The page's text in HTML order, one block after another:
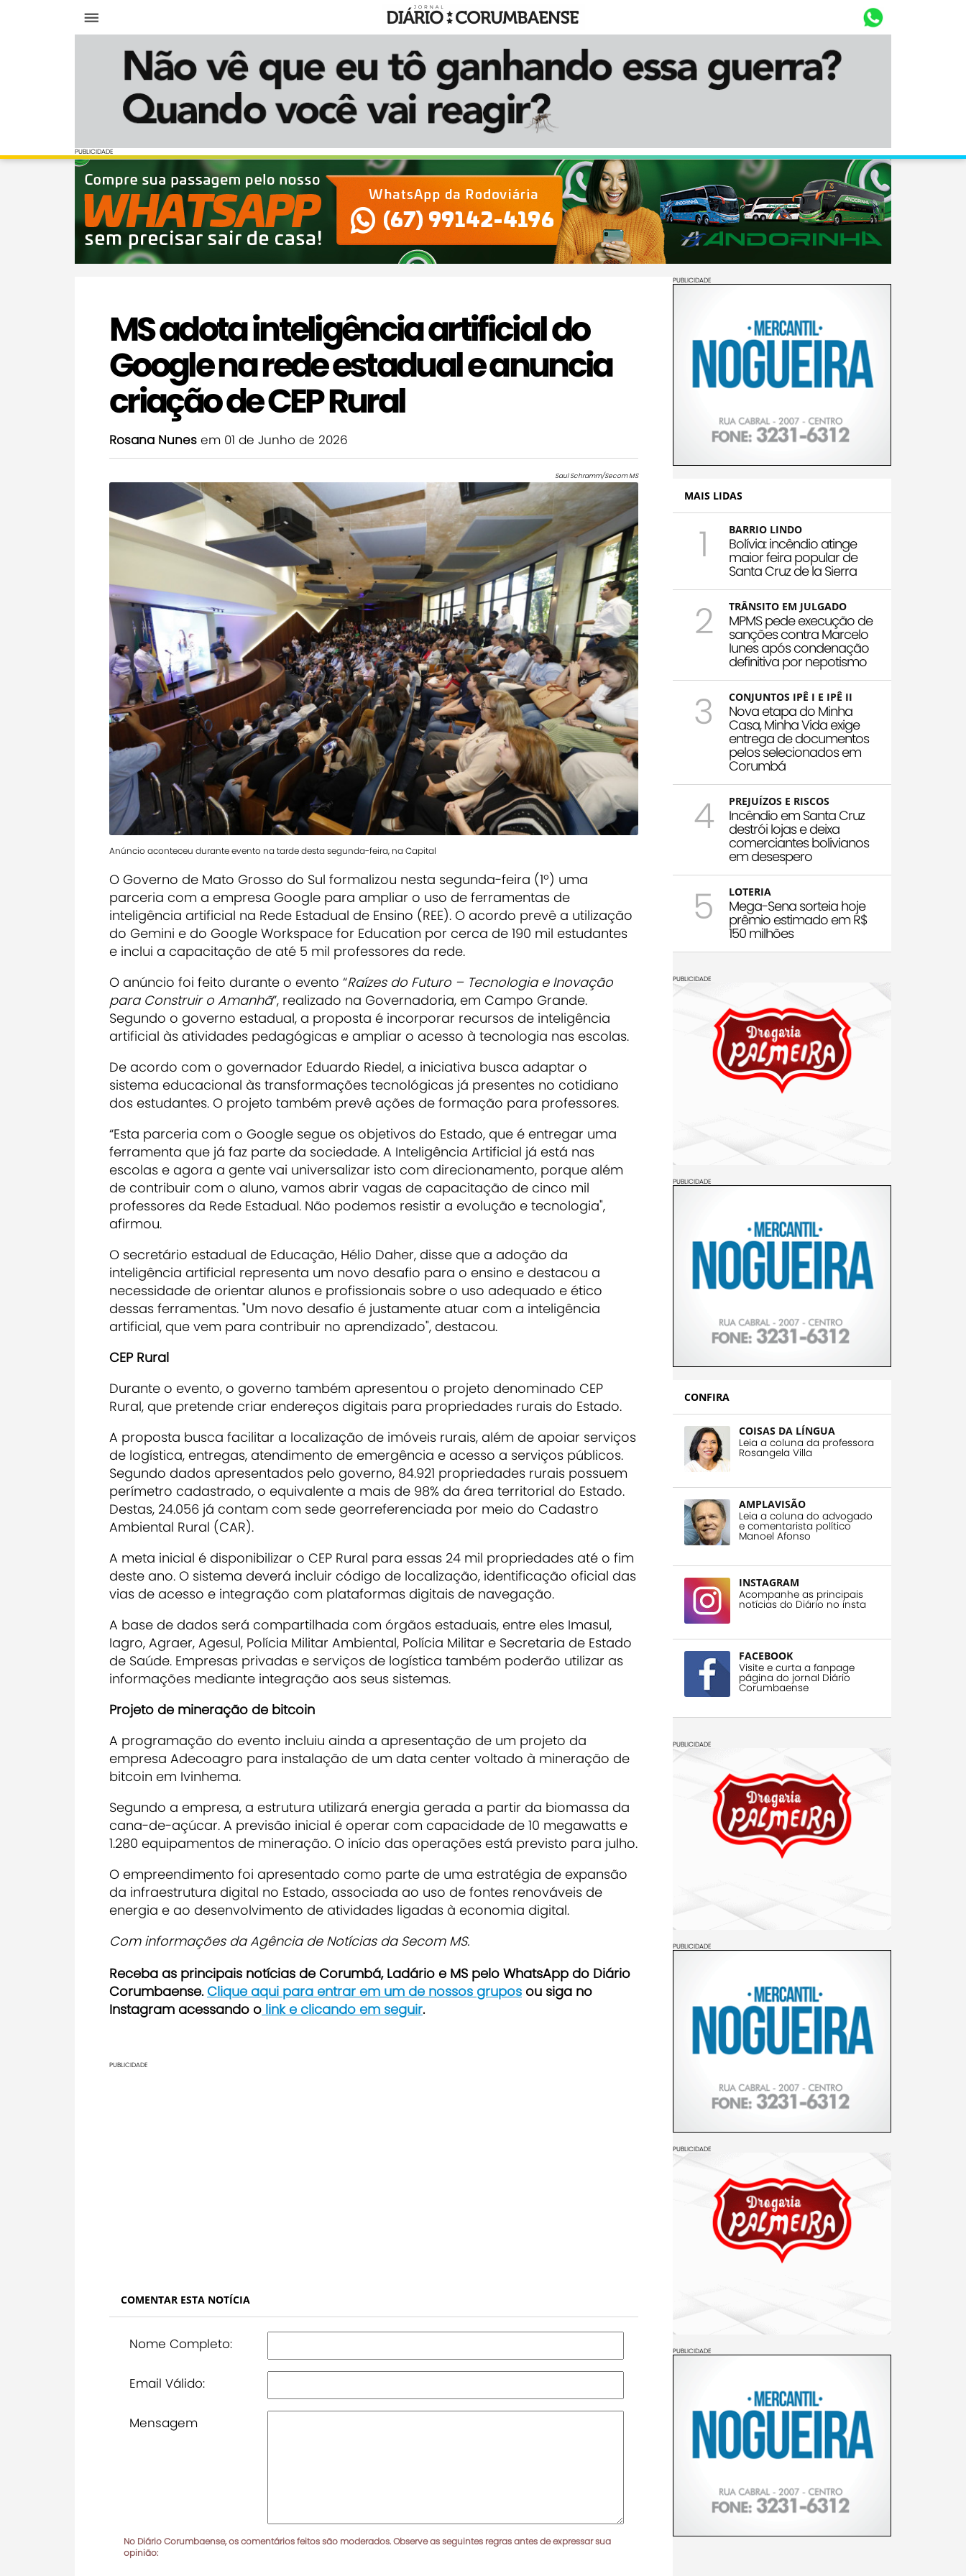
Diário Corumbaense
PUBLICIDADE
PUBLICIDADE
MS adota inteligência artificial do
Google na rede estadual e anuncia
criação de CEP Rural
Rosana Nunes em 01 de Junho de 2026
Saul Schramm/Secom MS
Anúncio aconteceu durante evento na tarde desta segunda-feira, na Capital
O Governo de Mato Grosso do Sul formalizou nesta segunda-feira (1º) uma
parceria com a empresa Google para ampliar o uso de ferramentas de
inteligência artificial na Rede Estadual de Ensino (REE). O acordo prevê a utilização
do Gemini e do Google Workspace for Education por cerca de 190 mil estudantes
e inclui a capacitação de até 5 mil professores da rede.
O anúncio foi feito durante o evento “Raízes do Futuro – Tecnologia e Inovação
para Construir o Amanhã”, realizado na Governadoria, em Campo Grande.
Segundo o governo estadual, a proposta é incorporar recursos de inteligência
artificial às atividades pedagógicas e ampliar o acesso à tecnologia nas escolas.
De acordo com o governador Eduardo Riedel, a iniciativa busca adaptar o
sistema educacional às transformações tecnológicas já presentes no cotidiano
dos estudantes. O projeto também prevê ações de formação para professores.
“Esta parceria com o Google segue os objetivos do Estado, que é entregar uma
ferramenta que já faz parte da sociedade. A Inteligência Artificial já está nas
escolas e agora a gente vai universalizar isto com direcionamento, porque além
de contribuir com o aluno, vamos abrir vagas de capacitação de cinco mil
professores da Rede Estadual. Não podemos resistir a evolução e tecnologia",
afirmou.
O secretário estadual de Educação, Hélio Daher, disse que a adoção da
inteligência artificial representa um novo desafio para o ensino e destacou a
necessidade de orientar alunos e profissionais sobre o uso adequado e ético
dessas ferramentas. "Um novo desafio é justamente atuar com a inteligência
artificial, que vem para contribuir no aprendizado", destacou.
CEP Rural
Durante o evento, o governo também apresentou o projeto denominado CEP
Rural, que pretende criar endereços digitais para propriedades rurais do Estado.
A proposta busca facilitar a localização de imóveis rurais, além de apoiar serviços
de logística, entregas, atendimento de emergência e acesso a serviços públicos.
Segundo dados apresentados pelo governo, 84.921 propriedades rurais possuem
perímetro cadastrado, o equivalente a mais de 98% da área territorial do Estado.
Destas, 24.056 já contam com sede georreferenciada por meio do Cadastro
Ambiental Rural (CAR).
A meta inicial é disponibilizar o CEP Rural para essas 24 mil propriedades até o fim
deste ano. O sistema deverá incluir código de localização, identificação oficial das
vias de acesso e integração com plataformas digitais de navegação.
A base de dados será compartilhada com órgãos estaduais, entre eles Imasul,
Iagro, Agraer, Agesul, Polícia Militar Ambiental, Polícia Militar e Secretaria de Estado
de Saúde. Empresas privadas e serviços de logística também poderão utilizar as
informações mediante integração aos seus sistemas.
Projeto de mineração de bitcoin
A programação do evento incluiu ainda a apresentação de um projeto da
empresa Adecoagro para instalação de um data center voltado à mineração de
bitcoin em Ivinhema.
Segundo a empresa, a estrutura utilizará energia gerada a partir da biomassa da
cana-de-açúcar. A previsão inicial é operar com capacidade de 10 megawatts e
1.280 equipamentos de mineração. O início das operações está previsto para julho.
O empreendimento foi apresentado como parte de uma estratégia de expansão
da infraestrutura digital no Estado, associada ao uso de fontes renováveis de
energia e ao desenvolvimento de atividades ligadas à economia digital.
Com informações da Agência de Notícias da Secom MS.
Receba as principais notícias de Corumbá, Ladário e MS pelo WhatsApp do Diário
Corumbaense. Clique aqui para entrar em um de nossos grupos ou siga no
Instagram acessando o link e clicando em seguir.
PUBLICIDADE
COMENTAR ESTA NOTÍCIA
Nome Completo:
Email Válido:
Mensagem
No Diário Corumbaense, os comentários feitos são moderados. Observe as seguintes regras antes de expressar sua
opinião:
PUBLICIDADE
MAIS LIDAS
1 BARRIO LINDO
Bolívia: incêndio atinge
maior feira popular de
Santa Cruz de la Sierra
2 TRÂNSITO EM JULGADO
MPMS pede execução de
sanções contra Marcelo
Iunes após condenação
definitiva por nepotismo
3 CONJUNTOS IPÊ I E IPÊ II
Nova etapa do Minha
Casa, Minha Vida exige
entrega de documentos
pelos selecionados em
Corumbá
4 PREJUÍZOS E RISCOS
Incêndio em Santa Cruz
destrói lojas e deixa
comerciantes bolivianos
em desespero
5 LOTERIA
Mega-Sena sorteia hoje
prêmio estimado em R$
150 milhões
PUBLICIDADE
PUBLICIDADE
CONFIRA
COISAS DA LÍNGUA
Leia a coluna da professora
Rosangela Villa
AMPLAVISÃO
Leia a coluna do advogado
e comentarista político
Manoel Afonso
INSTAGRAM
Acompanhe as principais
notícias do Diário no insta
FACEBOOK
Visite e curta a fanpage
página do jornal Diário
Corumbaense
PUBLICIDADE
PUBLICIDADE
PUBLICIDADE
PUBLICIDADE